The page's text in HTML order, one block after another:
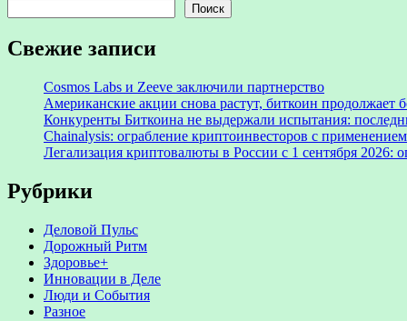
Поиск
Свежие записи
Cosmos Labs и Zeeve заключили партнерство
Американские акции снова растут, биткоин продолжает
Конкуренты Биткоина не выдержали испытания:
Chainalysis: ограбление криптоинвесторов с
Легализация криптовалюты в России с 1 сентября 2026:
Рубрики
Деловой Пульс
Дорожный Ритм
Здоровье+
Инновации в Деле
Люди и События
Разное